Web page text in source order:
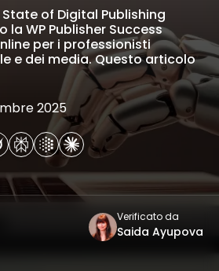
of Digital Publishing
la WP Publisher Success
per i professionisti
e dei media. Questo articolo
2025
Verificato da
Saida Ayupova